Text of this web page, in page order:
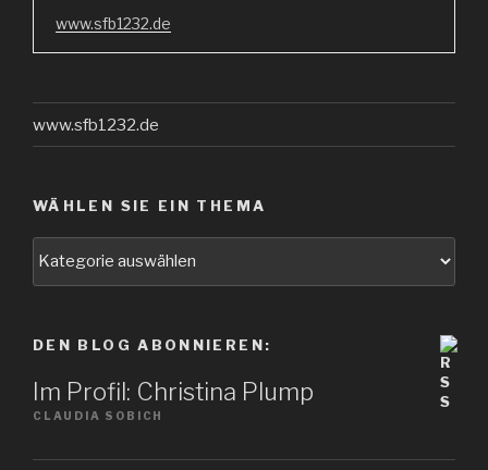
www.sfb1232.de
www.sfb1232.de
WÄHLEN SIE EIN THEMA
DEN BLOG ABONNIEREN:
Im Profil: Christina Plump
CLAUDIA SOBICH